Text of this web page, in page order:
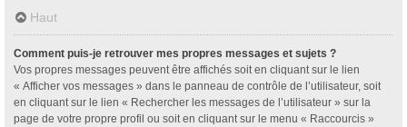
Haut
Comment puis-je retrouver mes propres messages et sujets ?
Vos propres messages peuvent être affichés soit en cliquant sur le lien
« Afficher vos messages » dans le panneau de contrôle de l’utilisateur, soit
en cliquant sur le lien « Rechercher les messages de l’utilisateur » sur la
page de votre propre profil ou soit en cliquant sur le menu « Raccourcis »